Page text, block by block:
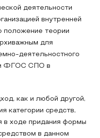
деятельности
внутренней
положение теории
для
деятельностного
ФГОС СПО в
как и любой другой,
категории средств,
в ходе придания формы
в данном